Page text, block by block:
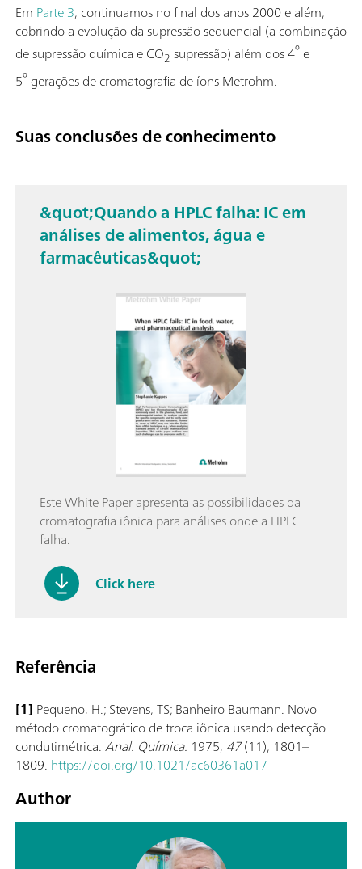
Em Parte 3, continuamos no final dos anos 2000 e além,
cobrindo a evolução da supressão sequencial (a combinação
de supressão química e CO2 supressão) além dos 4º e
5ºgerações de cromatografia de íons Metrohm.
Suas conclusões de conhecimento
&quot;Quando a HPLC falha: IC em
análises de alimentos, água e
farmacêuticas&quot;
Este White Paper apresenta as possibilidades da
cromatografia iônica para análises onde a HPLC
falha.
Click here
Referência
[1] Pequeno, H.; Stevens, TS; Banheiro Baumann. Novo
método cromatográfico de troca iônica usando detecção
condutimétrica.Anal. Química. 1975, 47(11), 1801–
1809. https://doi.org/10.1021/ac60361a017
Author